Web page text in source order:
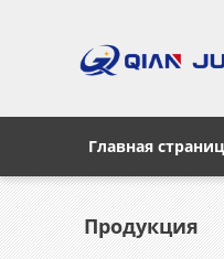
Главная
Продукция